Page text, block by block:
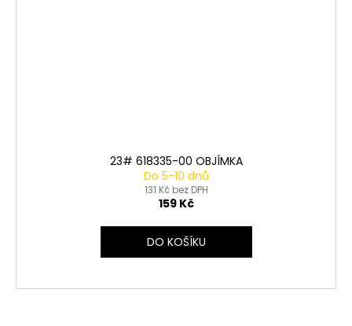
23# 618335-00 OBJÍMKA
Do 5-10 dnů
131 Kč bez DPH
159 Kč
DO KOŠÍKU